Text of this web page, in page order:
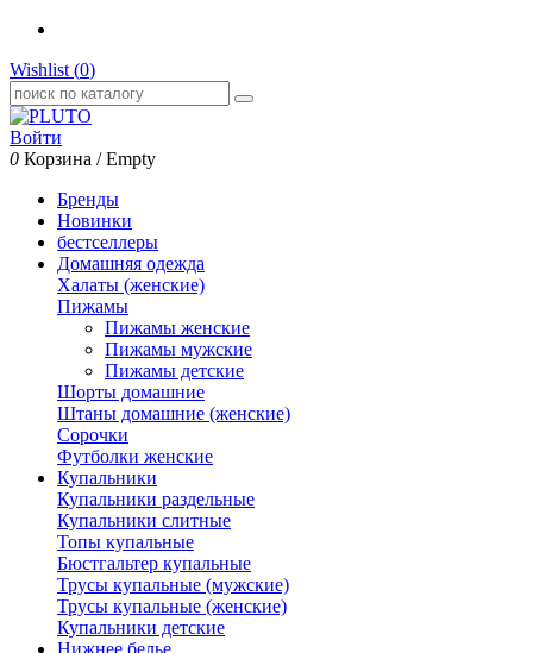
Wishlist (0)
Войти
0 Корзина /Empty
Бренды
Новинки
бестселлеры
Домашняя одежда
Халаты (женские)
Пижамы
Пижамы женские
Пижамы мужские
Пижамы детские
Шорты домашние
Штаны домашние (женские)
Сорочки
Футболки женские
Купальники
Купальники раздельные
Купальники слитные
Топы купальные
Бюстгальтер купальные
Трусы купальные (мужские)
Трусы купальные (женские)
Купальники детские
Нижнее белье